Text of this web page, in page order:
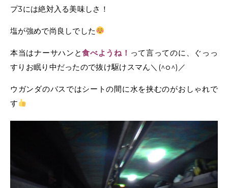
プ3には絶対入る美味しさ！
塩が強めで尚良しでした
本当はナーサハンと食べようね！ って言ってのに、ぐっっ
すりお眠り中だったので抜け駆けスマん＼(^o^)／
ウガンダのバスではシートの間に水を挟むのがおしゃれで
す